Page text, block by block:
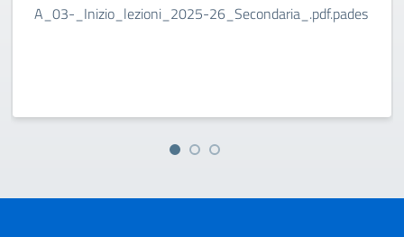
A_03-_Inizio_lezioni_2025-26_Secondaria_.pdf.pades